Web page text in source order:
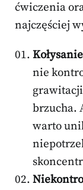
ćwiczenia
najczęściej
nie
brzucha.
warto